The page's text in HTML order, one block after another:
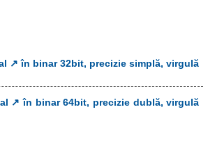
↗ în binar 32bit, precizie simplă, virgulă
↗ în binar 64bit, precizie dublă, virgulă